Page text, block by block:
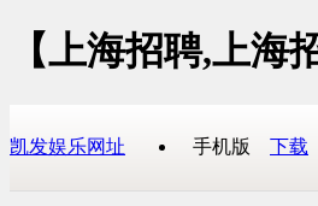
【上海招聘,上
凯发娱乐网址 手机版 下载